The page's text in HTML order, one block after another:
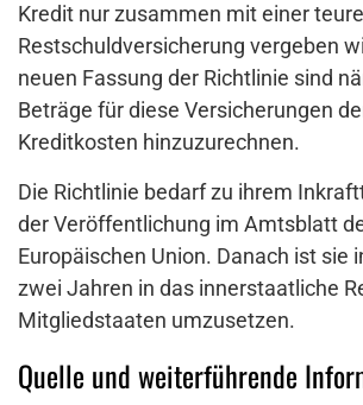
Kredit nur zusammen mit einer
Restschuldversicherung vergeben
neuen Fassung der Richtlinie sind
Beträge für diese Versicherungen
Kreditkosten hinzuzurechnen.
Die Richtlinie bedarf zu ihrem
der Veröffentlichung im Amtsblatt
Europäischen Union. Danach ist sie
zwei Jahren in das innerstaatliche
Mitgliedstaaten umzusetzen.
Quelle und weiterführende